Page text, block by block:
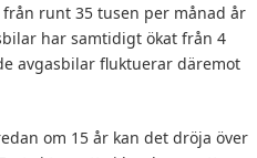
runt 35 tusen per månad år
har samtidigt ökat från 4
avgasbilar fluktuerar däremot
om 15 år kan det dröja över